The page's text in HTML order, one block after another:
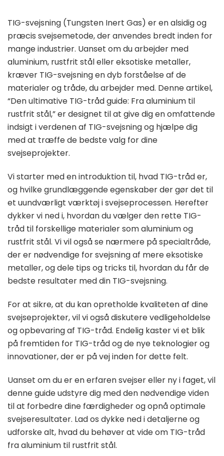
TIG-svejsning (Tungsten Inert Gas) er en alsidig og
præcis svejsemetode, der anvendes bredt inden for
mange industrier. Uanset om du arbejder med
aluminium, rustfrit stål eller eksotiske metaller,
kræver TIG-svejsning en dyb forståelse af de
materialer og tråde, du arbejder med. Denne artikel,
“Den ultimative TIG-tråd guide: Fra aluminium til
rustfrit stål,” er designet til at give dig en omfattende
indsigt i verdenen af TIG-svejsning og hjælpe dig
med at træffe de bedste valg for dine
svejseprojekter.
Vi starter med en introduktion til, hvad TIG-tråd er,
og hvilke grundlæggende egenskaber der gør det til
et uundværligt værktøj i svejseprocessen. Herefter
dykker vi ned i, hvordan du vælger den rette TIG-
tråd til forskellige materialer som aluminium og
rustfrit stål. Vi vil også se nærmere på specialtråde,
der er nødvendige for svejsning af mere eksotiske
metaller, og dele tips og tricks til, hvordan du får de
bedste resultater med din TIG-svejsning.
For at sikre, at du kan opretholde kvaliteten af dine
svejseprojekter, vil vi også diskutere vedligeholdelse
og opbevaring af TIG-tråd. Endelig kaster vi et blik
på fremtiden for TIG-tråd og de nye teknologier og
innovationer, der er på vej inden for dette felt.
Uanset om du er en erfaren svejser eller ny i faget, vil
denne guide udstyre dig med den nødvendige viden
til at forbedre dine færdigheder og opnå optimale
svejseresultater. Lad os dykke ned i detaljerne og
udforske alt, hvad du behøver at vide om TIG-tråd
fra aluminium til rustfrit stål.